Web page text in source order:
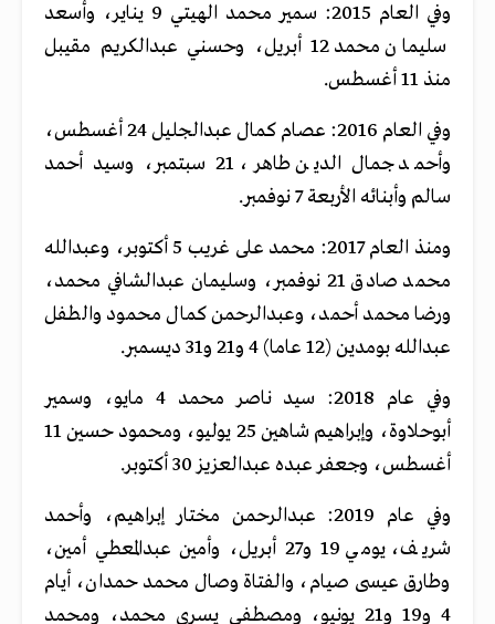
وفي العام 2015: سمير محمد الهيتي 9 يناير، وأسعد
سليمان محمد 12 أبريل، وحسني عبدالكريم مقيبل
منذ 11 أغسطس.
وفي العام 2016: عصام كمال عبدالجليل 24 أغسطس،
وأحمد جمال الدين طاهر، 21 سبتمبر، وسيد أحمد
سالم وأبنائه الأربعة 7 نوفمبر.
ومنذ العام 2017: محمد على غريب 5 أكتوبر، وعبدالله
محمد صادق 21 نوفمبر، وسليمان عبدالشافي محمد،
ورضا محمد أحمد، وعبدالرحمن كمال محمود والطفل
عبدالله بومدين (12 عاما) 4 و21 و31 ديسمبر.
وفي عام 2018: سيد ناصر محمد 4 مايو، وسمير
أبوحلاوة، وإبراهيم شاهين 25 يوليو، ومحمود حسين 11
أغسطس، وجعفر عبده عبدالعزيز 30 أكتوبر.
وفي عام 2019: عبدالرحمن مختار إبراهيم، وأحمد
شريف، يومي 19 و27 أبريل، وأمين عبدالمعطي أمين،
وطارق عيسى صيام، والفتاة وصال محمد حمدان، أيام
4 و19 و21 يونيو، ومصطفى يسري محمد، ومحمد